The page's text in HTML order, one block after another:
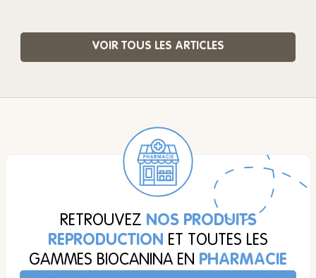
VOIR TOUS LES ARTICLES
RETROUVEZ NOS PRODUITS
REPRODUCTION ET TOUTES LES
GAMMES BIOCANINA EN PHARMACIE